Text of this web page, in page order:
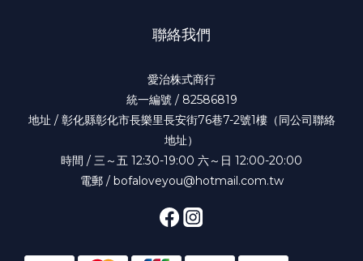
聯絡我們
愛治株式商行
統一編號 / 82586819
地址 / 彰化縣彰化市長樂里長安街76巷7-2號1樓（同公司聯絡
地址）
時間 / 三～五 12:30-19:00 六～日 12:00-20:00
電郵 / bofaloveyou@hotmail.com.tw